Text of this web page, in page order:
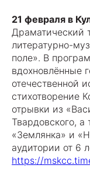
21 февраля в
Драматический
литературно-
поле». В
вдохновлённые
отечественной
стихотворение
отрывки из
Твардовского,
«Землянка» и
аудитории от 6
https://